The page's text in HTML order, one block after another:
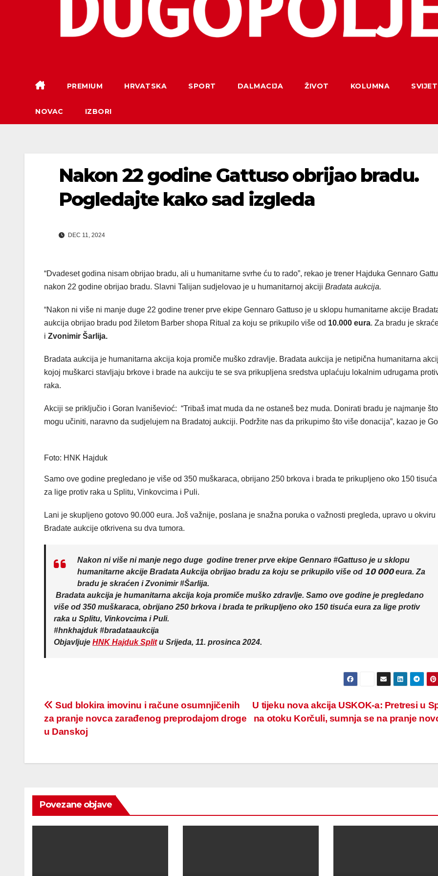
PREMIUM HRVATSKA SPORT DALMACIJA ŽIVOT KOLUMNA SVIJET
NOVAC IZBORI
Nakon 22 godine Gattuso obrijao bradu.
Pogledajte kako sad izgleda
DEC 11, 2024
“Dvadeset godina nisam obrijao bradu, ali u humanitarne svrhe ću to rado”, rekao je trener Hajduka Gennaro
nakon 22 godine obrijao bradu. Slavni Talijan sudjelovao je u humanitarnoj akciji Bradata aukcija.
“Nakon ni više ni manje duge 22 godine trener prve ekipe Gennaro Gattuso je u sklopu humanitarne akcije
aukcija obrijao bradu pod žiletom Barber shopa Ritual za koju se prikupilo više od 10.000 eura. Za bradu je
i Zvonimir Šarlija.
Bradata aukcija je humanitarna akcija koja promiče muško zdravlje. Bradata aukcija je netipična humanitarna
kojoj muškarci stavljaju brkove i brade na aukciju te se sva prikupljena sredstva uplaćuju lokalnim udrugama
raka.
Akciji se priključio i Goran Ivaniševioć: “Tribaš imat muda da ne ostaneš bez muda. Donirati bradu je najmanje što
mogu učiniti, naravno da sudjelujem na Bradatoj aukciji. Podržite nas da prikupimo što više donacija”, kazao je
Foto: HNK Hajduk
Samo ove godine pregledano je više od 350 muškaraca, obrijano 250 brkova i brada te prikupljeno oko 150
za lige protiv raka u Splitu, Vinkovcima i Puli.
Lani je skupljeno gotovo 90.000 eura. Još važnije, poslana je snažna poruka o važnosti pregleda, upravo u okviru
Bradate aukcije otkrivena su dva tumora.
Nakon ni više ni manje nego duge godine trener prve ekipe Gennaro #Gattuso je u sklopu
humanitarne akcije Bradata Aukcija obrijao bradu za koju se prikupilo više od 𝟭𝟬 𝟬𝟬𝟬 eura. Za
bradu je skraćen i Zvonimir #Šarlija.
Bradata aukcija je humanitarna akcija koja promiče muško zdravlje. Samo ove godine je pregledano
više od 350 muškaraca, obrijano 250 brkova i brada te prikupljeno oko 150 tisuća eura za lige protiv
raka u Splitu, Vinkovcima i Puli.
#hnkhajduk #bradataaukcija
Objavljuje HNK Hajduk Splitu Srijeda, 11. prosinca 2024.
Post
navigation
U tijeku nova akcija USKOK-a: Pretresi u
na otoku Korčuli, sumnja se na pranje
Sud blokira imovinu i račune osumnjičenih
za pranje novca zarađenog preprodajom droge
u Danskoj
Povezane objave